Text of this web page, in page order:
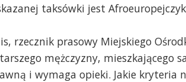
taksówki jest
rzecznik prasowy Miejskiego
mężczyzny, mieszkającego
i wymaga opieki. Jakie kryteria